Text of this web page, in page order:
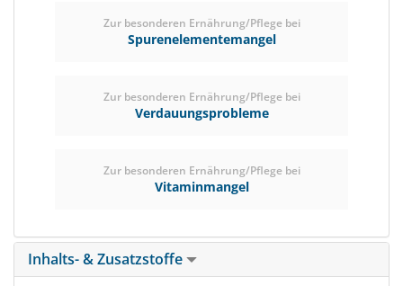
Zur besonderen Ernährung/Pflege bei
Spurenelementemangel
Zur besonderen Ernährung/Pflege bei
Verdauungsprobleme
Zur besonderen Ernährung/Pflege bei
Vitaminmangel
Inhalts- & Zusatzstoffe